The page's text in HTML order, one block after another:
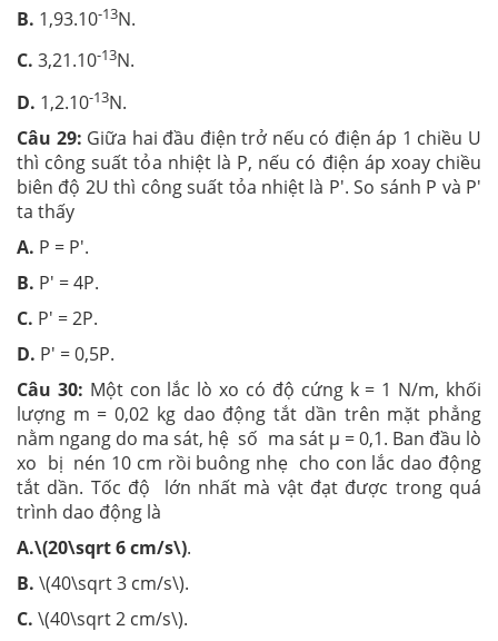
B. 1,93.10-13N.
C. 3,21.10-13N.
D. 1,2.10-13N.
Câu 29: Giữa hai đầu điện trở nếu có điện áp 1 chiều U
thì công suất tỏa nhiệt là P, nếu có điện áp xoay chiều
biên độ 2U thì công suất tỏa nhiệt là P'. So sánh P và P'
ta thấy
A. P = P'.
B. P' = 4P.
C. P' = 2P.
D. P' = 0,5P.
Câu 30: Một con lắc lò xo có độ cứng k = 1 N/m, khối
lượng m = 0,02 kg dao động tắt dần trên mặt phẳng
nằm ngang do ma sát, hệ số ma sát µ = 0,1. Ban đầu lò
xo bị nén 10 cm rồi buông nhẹ cho con lắc dao động
tắt dần. Tốc độ lớn nhất mà vật đạt được trong quá
trình dao động là
A.\(20\sqrt 6 cm/s\).
B. \(40\sqrt 3 cm/s\).
C. \(40\sqrt 2 cm/s\).